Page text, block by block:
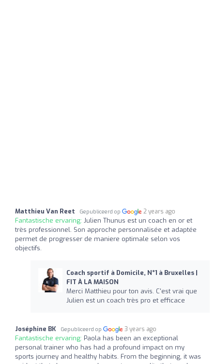
Matthieu Van Reet Gepubliceerd op 2 years ago
Fantastische ervaring: Julien Thunus est un coach en or et
très professionnel. Son approche personnalisée et adaptée
permet de progresser de maniere optimale selon vos
objectifs.
Coach sportif à Domicile, N°1 à Bruxelles |
FIT À LA MAISON
Merci Matthieu pour ton avis. C'est vrai que
Julien est un coach très pro et efficace
Joséphine BK Gepubliceerd op 3 years ago
Fantastische ervaring: Paola has been an exceptional
personal trainer who has had a profound impact on my
sports journey and healthy habits. From the beginning, it was